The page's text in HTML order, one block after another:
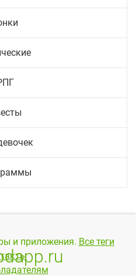
и приложения. Все теги